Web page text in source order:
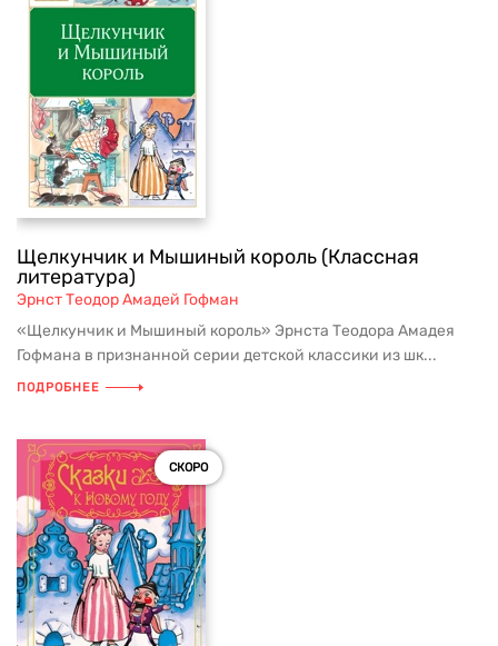
Щелкунчик и Мышиный король (Классная
литература)
Эрнст Теодор Амадей Гофман
«Щелкунчик и Мышиный король» Эрнста Теодора Амадея
Гофмана в признанной серии детской классики из шк...
ПОДРОБНЕЕ
СКОРО